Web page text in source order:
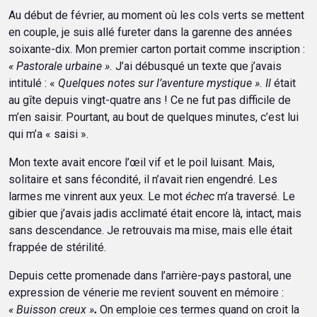
Au début de février, au moment où les cols verts se mettent
en couple, je suis allé fureter dans la garenne des années
soixante-dix. Mon premier carton portait comme inscription :
« Pastorale urbaine ». J’ai débusqué un texte que j’avais
intitulé : « Quelques notes sur l’aventure mystique ». Il était
au gîte depuis vingt-quatre ans ! Ce ne fut pas difficile de
m’en saisir. Pourtant, au bout de quelques minutes, c’est lui
qui m’a « saisi ».
Mon texte avait encore l’œil vif et le poil luisant. Mais,
solitaire et sans fécondité, il n’avait rien engendré. Les
larmes me vinrent aux yeux. Le mot échec m’a traversé. Le
gibier que j’avais jadis acclimaté était encore là, intact, mais
sans descendance. Je retrouvais ma mise, mais elle était
frappée de stérilité.
Depuis cette promenade dans l’arrière-pays pastoral, une
expression de vénerie me revient souvent en mémoire :
« Buisson creux ». On emploie ces termes quand on croit la